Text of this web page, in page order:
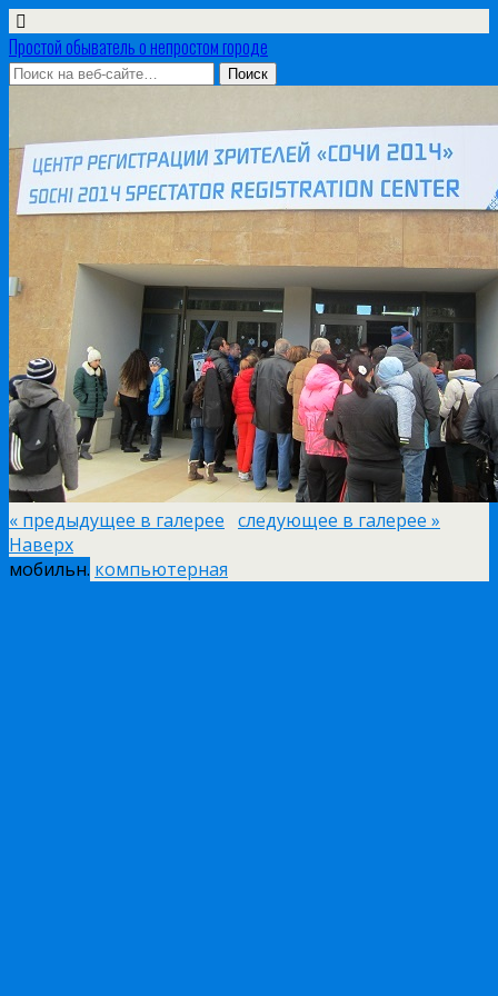
Простой обыватель о непростом городе
« предыдущее в галерее следующее в галерее »
Наверх
мобильн. компьютерная